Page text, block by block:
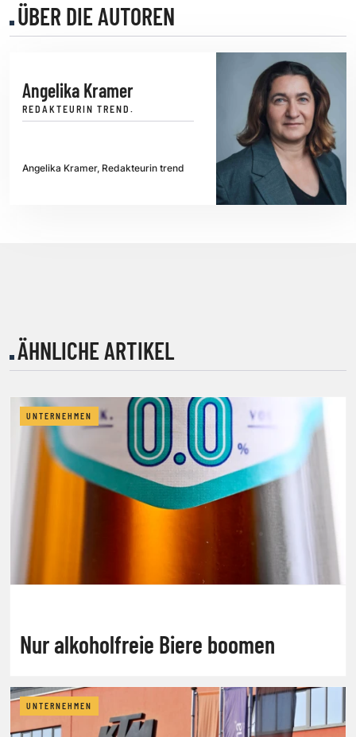
ÜBER DIE AUTOREN
Angelika Kramer
REDAKTEURIN TREND.
Angelika Kramer, Redakteurin trend
ÄHNLICHE ARTIKEL
UNTERNEHMEN
Nur alkoholfreie Biere boomen
UNTERNEHMEN